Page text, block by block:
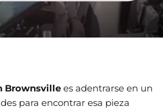
Brownsville es adentrarse en un
para encontrar esa pieza